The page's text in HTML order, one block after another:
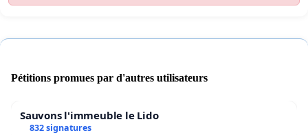
Pétitions promues par d'autres utilisateurs
Sauvons l'immeuble le Lido
832 signatures